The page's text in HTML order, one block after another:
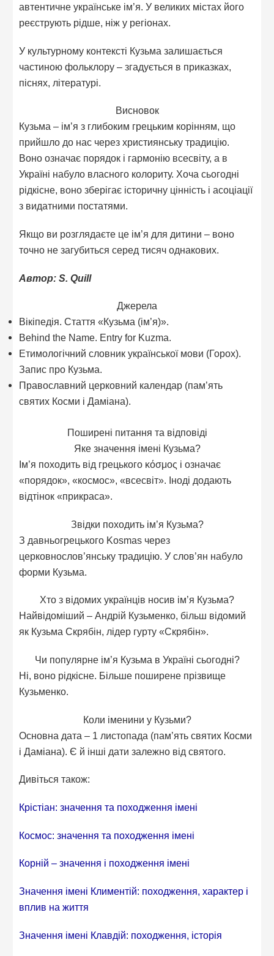
автентичне українське ім’я. У великих містах його
реєструють рідше, ніж у регіонах.
У культурному контексті Кузьма залишається
частиною фольклору – згадується в приказках,
піснях, літературі.
Висновок
Кузьма – ім’я з глибоким грецьким корінням, що
прийшло до нас через християнську традицію.
Воно означає порядок і гармонію всесвіту, а в
Україні набуло власного колориту. Хоча сьогодні
рідкісне, воно зберігає історичну цінність і асоціації
з видатними постатями.
Якщо ви розглядаєте це ім’я для дитини – воно
точно не загубиться серед тисяч однакових.
Автор: S. Quill
Джерела
Вікіпедія. Стаття «Кузьма (ім’я)».
Behind the Name. Entry for Kuzma.
Етимологічний словник української мови (Горох).
Запис про Кузьма.
Православний церковний календар (пам’ять
святих Косми і Даміана).
Поширені питання та відповіді
Яке значення імені Кузьма?
Ім’я походить від грецького κόσμος і означає
«порядок», «космос», «всесвіт». Іноді додають
відтінок «прикраса».
Звідки походить ім’я Кузьма?
З давньогрецького Kosmas через
церковнослов’янську традицію. У слов’ян набуло
форми Кузьма.
Хто з відомих українців носив ім’я Кузьма?
Найвідоміший – Андрій Кузьменко, більш відомий
як Кузьма Скрябін, лідер гурту «Скрябін».
Чи популярне ім’я Кузьма в Україні сьогодні?
Ні, воно рідкісне. Більше поширене прізвище
Кузьменко.
Коли іменини у Кузьми?
Основна дата – 1 листопада (пам’ять святих Косми
і Даміана). Є й інші дати залежно від святого.
Дивіться також:
Крістіан: значення та походження імені
Космос: значення та походження імені
Корній – значення і походження імені
Значення імені Климентій: походження, характер і
вплив на життя
Значення імені Клавдій: походження, історія